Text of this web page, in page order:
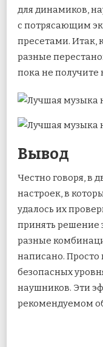
для динамиков,
с потрясающим
пресетами. Итак,
разные
пока не получите
Вывод
Честно говоря, в
настроек, в
удалось их
принять решение
разные
написано. Просто
безопасных
наушников. Эти
рекомендуемом